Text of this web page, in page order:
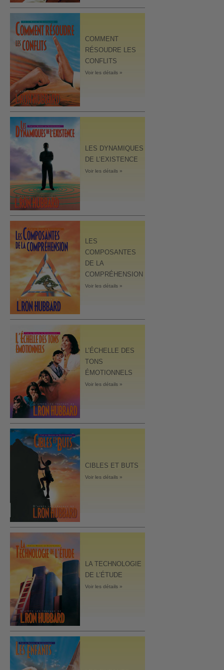
COMMENT
RÉSOUDRE LES
CONFLITS
Voir les détails »
LES DYNAMIQUES
DE L’EXISTENCE
Voir les détails »
LES
COMPOSANTES
DE LA
COMPRÉHENSION
Voir les détails »
L’ÉCHELLE DES
TONS
ÉMOTIONNELS
Voir les détails »
CIBLES ET BUTS
Voir les détails »
LA TECHNOLOGIE
DE L’ÉTUDE
Voir les détails »